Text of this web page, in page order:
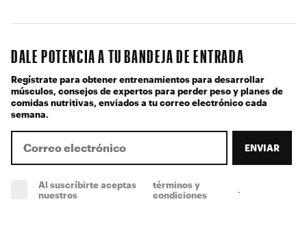
DALE POTENCIA A TU BANDEJA DE ENTRADA
Regístrate para obtener entrenamientos para desarrollar
músculos, consejos de expertos para perder peso y planes de
comidas nutritivas, enviados a tu correo electrónico cada
semana.
ENVIAR
Al suscríbirte aceptas
nuestros
términos y
condiciones
.